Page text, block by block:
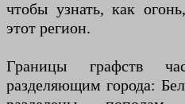
чтобы узнать, как
этот регион.
Границы графств
разделяющим города: